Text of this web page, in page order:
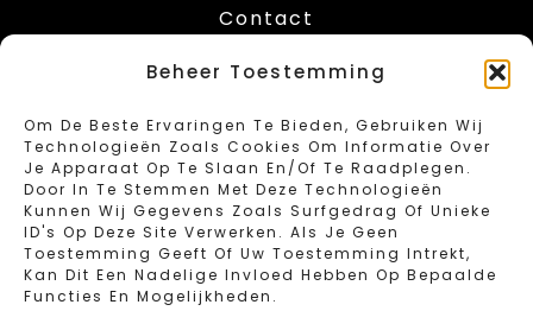
Beheer Toestemming
Om De Beste Ervaringen Te Bieden, Gebruiken Wij
Technologieën Zoals Cookies Om Informatie Over
Je Apparaat Op Te Slaan En/of Te Raadplegen.
Door In Te Stemmen Met Deze Technologieën
Kunnen Wij Gegevens Zoals Surfgedrag Of Unieke
ID's Op Deze Site Verwerken. Als Je Geen
Toestemming Geeft Of Uw Toestemming Intrekt,
Kan Dit Een Nadelige Invloed Hebben Op Bepaalde
Functies En Mogelijkheden.
Contact
Leuvenstesteenweg 416
B-1030 Schaarbeek – Brussels
Fax: 02/734.46.40
Email: info@sweetbakeryvandender.com
Opening Hours
Monday : Closed
Tuesday – Friday : 6:00 – 19:00